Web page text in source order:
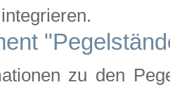
zu den